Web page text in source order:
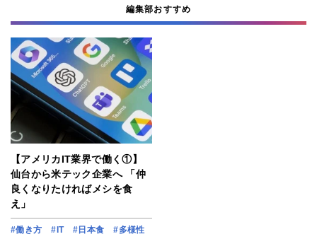
編集部おすすめ
【アメリカIT業界で働く①】
仙台から米テック企業へ 「仲
良くなりたければメシを食
え」
#働き方 #IT #日本食 #多様性